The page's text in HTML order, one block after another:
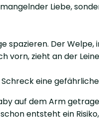
Liebe,
spazieren. Der Welpe,
zieht an der
eine
auf dem Arm
entsteht ein